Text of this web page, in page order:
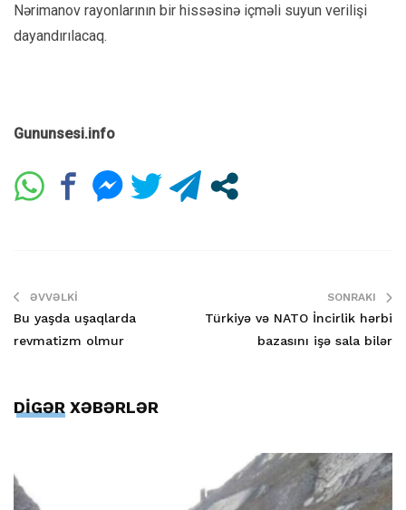
Nərimanov rayonlarının bir hissəsinə içməli suyun verilişi
dayandırılacaq.
Gununsesi.info
ƏVVƏLKI
Bu yaşda uşaqlarda
revmatizm olmur
SONRAKI
Türkiyə və NATO İncirlik hərbi
bazasını işə sala bilər
DİGƏR XƏBƏRLƏR